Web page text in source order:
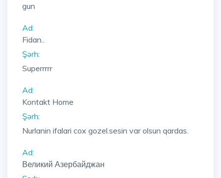
gun
Ad:
Fidan..
Şərh:
Superrrrr
Ad:
Kontakt Home
Şərh:
Nurlanin ifalari cox gozel.sesin var olsun qardas.
Ad:
Великий Азербайджан